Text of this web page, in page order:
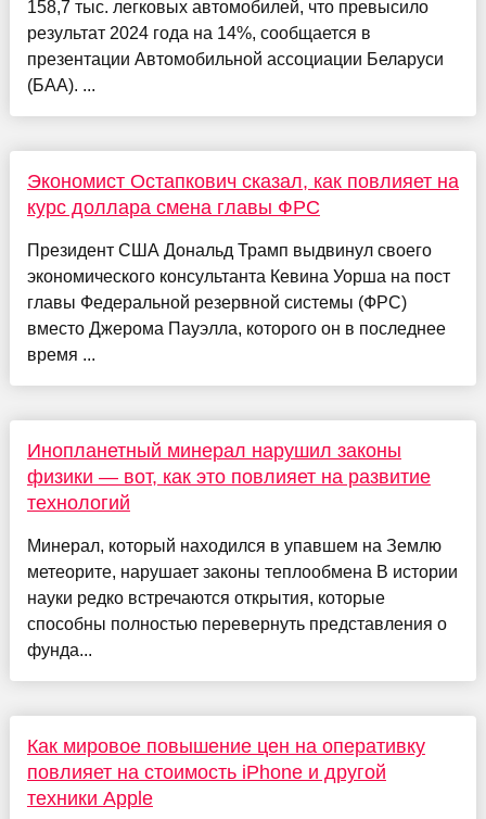
158,7 тыс. легковых автомобилей, что превысило
результат 2024 года на 14%, сообщается в
презентации Автомобильной ассоциации Беларуси
(БАА). ...
Экономист Остапкович сказал, как повлияет на
курс доллара смена главы ФРС
Президент США Дональд Трамп выдвинул своего
экономического консультанта Кевина Уорша на пост
главы Федеральной резервной системы (ФРС)
вместо Джерома Пауэлла, которого он в последнее
время ...
Инопланетный минерал нарушил законы
физики — вот, как это повлияет на развитие
технологий
Минерал, который находился в упавшем на Землю
метеорите, нарушает законы теплообмена В истории
науки редко встречаются открытия, которые
способны полностью перевернуть представления о
фунда...
Как мировое повышение цен на оперативку
повлияет на стоимость iPhone и другой
техники Apple